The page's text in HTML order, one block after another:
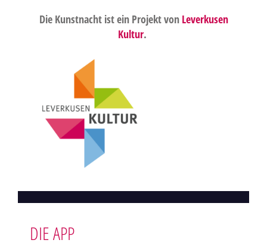
Die Kunstnacht ist ein Projekt von Leverkusen
Kultur.
DIE APP